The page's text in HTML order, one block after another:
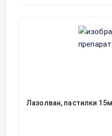
Лазолван, пастилки